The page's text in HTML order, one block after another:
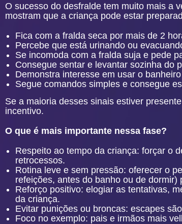
O sucesso do desfralde tem muito mais a
mostram que a criança pode estar
Fica com a fralda seca por mais de 2
Percebe que está urinando ou
Se incomoda com a fralda suja e pede
Consegue sentar e levantar sozinha do
Demonstra interesse em usar o
Segue comandos simples e consegue
Se a maioria desses sinais estiver
incentivo.
O que é mais importante nessa fase?
Respeito ao tempo da criança: forçar o
retrocessos.
Rotina leve e sem pressão: oferecer o
refeições, antes do banho ou de dormir)
Reforço positivo: elogiar as tentativas,
da criança.
Evitar punições ou broncas: escapes
Foco no exemplo: pais e irmãos mais